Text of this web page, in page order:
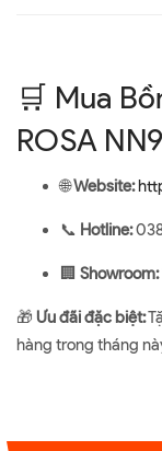
🛒 Mua
ROSA
🌐Website:
📞 Hotline:
🏢 Showroom:
🎁 Ưu đãi đặc biệt:
hàng trong tháng